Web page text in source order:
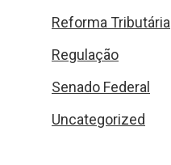
Reforma Tributária
Regulação
Senado Federal
Uncategorized